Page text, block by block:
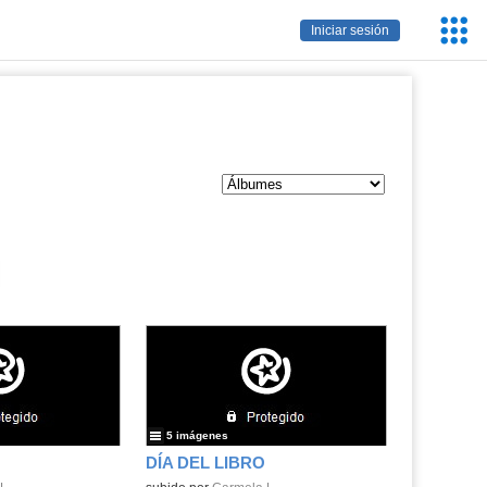
Iniciar sesión
DÍA DEL LIBRO
5 imágenes